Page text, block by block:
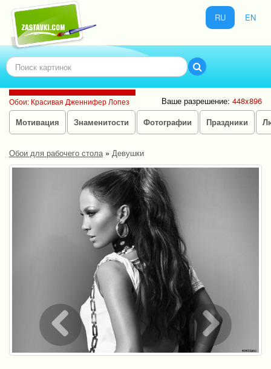
RU EN
Обои: Красивая Дженнифер Лопез Ваше разрешение: 448x896
Мотивация
Знаменитости Фотографии Праздники
Обои для рабочего стола» Девушки